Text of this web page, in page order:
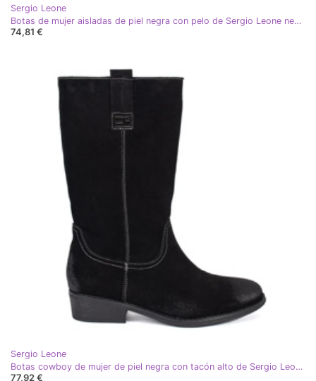
Sergio Leone
Botas de mujer aisladas de piel negra con pelo de Sergio Leone negro
74,81 €
Sergio Leone
Botas cowboy de mujer de piel negra con tacón alto de Sergio Leone negro
77,92 €